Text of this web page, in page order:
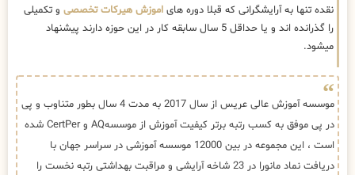
نقده تنها به آرایشگرانی که قبلا دوره های اموزش هیرکات تخصصی و تکمیلی
را گذرانده اند و یا حداقل 5 سال سابقه کار در این حوزه دارند پیشنهاد
میشود.
موسسه آموزش عالی عریس از سال 2017 به مدت 4 سال بطور متناوب و پی
در پی موفق به کسب رتبه برتر کیفیت آموزش از موسسهAQ و CertPer شده
است ، این مجموعه در بین 12000 موسسه آموزشی در سراسر جهان با
دریافت نماد مانورا در 23 شاخه آرایشی و مراقبت بهداشتی رتبه نخست را